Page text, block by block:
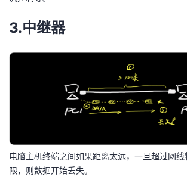
3.中继器
电脑主机终端之间如果距离太远，一旦超过网
限，则数据开始丢失。